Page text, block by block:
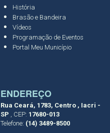
História
Brasão e Bandeira
Vídeos
Programação de Eventos
Portal Meu Município
ENDEREÇO
Rua Ceará, 1783, Centro , Iacri -
SP , CEP: 17680-013
Telefone: (14) 3489-8500